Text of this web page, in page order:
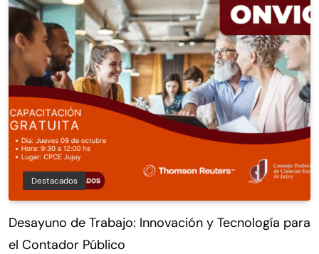
Destacados
Desayuno de Trabajo: Innovación y Tecnología para
el Contador Público